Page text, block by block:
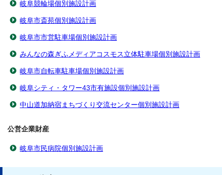
岐阜競輪場個別施設計画
岐阜市斎苑個別施設計画
岐阜市市営駐車場個別施設計画
みんなの森ぎふメディアコスモス立体駐車場個別施設計画
岐阜市自転車駐車場個別施設計画
岐阜シティ・タワー43市有施設個別施設計画
中山道加納宿まちづくり交流センター個別施設計画
公営企業財産
岐阜市民病院個別施設計画